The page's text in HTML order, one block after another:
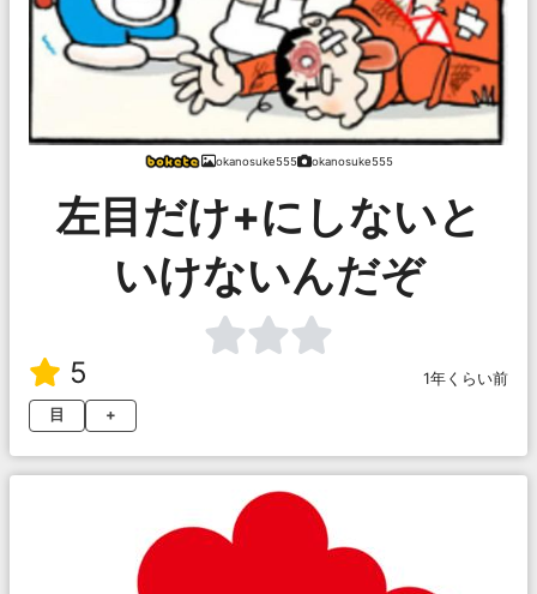
okanosuke555 okanosuke555
左目だけ+にしないと
いけないんだぞ
5
1年くらい前
目
+